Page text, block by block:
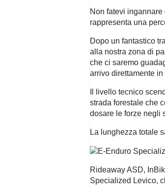
Non fatevi ingannare
rappresenta una
Dopo un fantastico
alla nostra zona di
che ci saremo
arrivo direttamente in
Il livello tecnico
strada forestale che
dosare le forze negli
La lunghezza totale
Rideaway ASD,
Specialized Levico,